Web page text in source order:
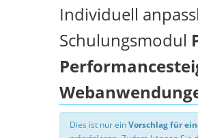
Individuell
Schulungsmodul
Dies ist nur einVorschlag für